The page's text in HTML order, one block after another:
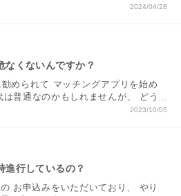
とのことです。 私は恋愛経験も全
ます。
2024/04/28
なくないんですか？
められて マッチングアプリを始め
普通なのかもしれませんが、 どう
に不安があります。 素敵だなと思
はないんでしょうか？
2023/10/05
進行しているの？
お申込みをいただいており、 やり